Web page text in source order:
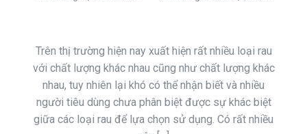
Trên thị trường hiện nay xuất hiện rất nhiều loại rau
với chất lượng khác nhau cũng như chất lượng khác
nhau, tuy nhiên lại khó có thể nhận biết và nhiều
người tiêu dùng chưa phân biệt được sự khác biệt
giữa các loại rau để lựa chọn sử dụng. Có rất nhiều